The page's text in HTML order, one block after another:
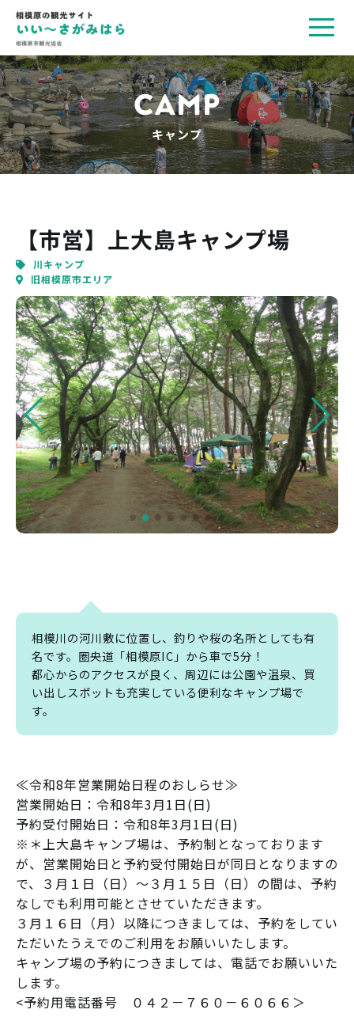
CAMP
キャンプ
【市営】上大島キャンプ場
川キャンプ
旧相模原市エリア
相模川の河川敷に位置し、釣りや桜の名所としても有
名です。圏央道「相模原IC」から車で5分！
都心からのアクセスが良く、周辺には公園や温泉、買
い出しスポットも充実している便利なキャンプ場で
す。
≪令和8年営業開始日程のおしらせ≫
営業開始日：令和8年3月1日(日)
予約受付開始日：令和8年3月1日(日)
※＊上大島キャンプ場は、予約制となっております
が、営業開始日と予約受付開始日が同日となりますの
で、３月１日（日）～３月１５日（日）の間は、予約
なしでも利用可能とさせていただきます。
３月１６日（月）以降につきましては、予約をしてい
ただいたうえでのご利用をお願いいたします。
キャンプ場の予約につきましては、電話でお願いいた
します。
<予約用電話番号 ０４２－７６０－６０６６＞